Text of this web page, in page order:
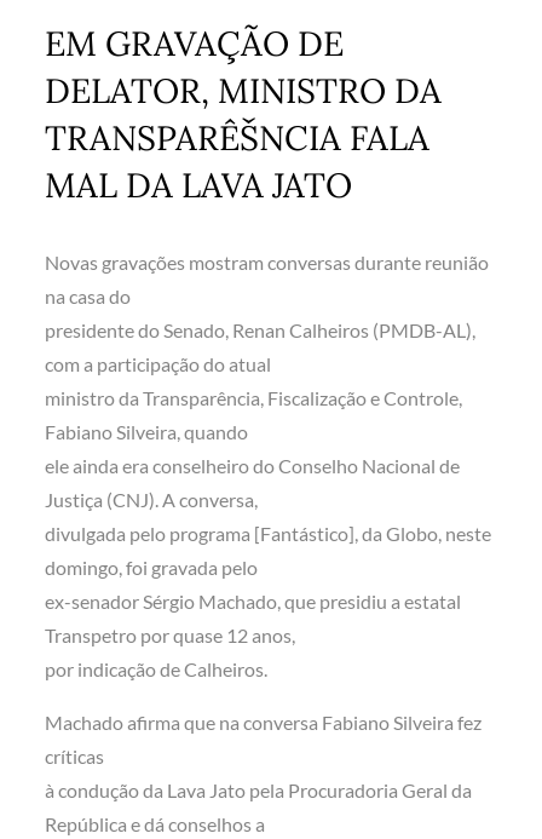
EM GRAVAÇÃO DE
DELATOR, MINISTRO DA
TRANSPARÊŠNCIA FALA
MAL DA LAVA JATO
Novas gravações mostram conversas durante reunião
na casa do
presidente do Senado, Renan Calheiros (PMDB-AL),
com a participação do atual
ministro da Transparência, Fiscalização e Controle,
Fabiano Silveira, quando
ele ainda era conselheiro do Conselho Nacional de
Justiça (CNJ). A conversa,
divulgada pelo programa [Fantástico], da Globo, neste
domingo, foi gravada pelo
ex-senador Sérgio Machado, que presidiu a estatal
Transpetro por quase 12 anos,
por indicação de Calheiros.
Machado afirma que na conversa Fabiano Silveira fez
críticas
à condução da Lava Jato pela Procuradoria Geral da
República e dá conselhos a